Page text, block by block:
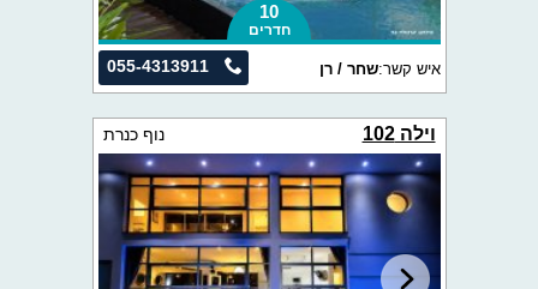
10
חדרים
055-4313911 איש קשר:שחר / רן
וילה 102 נוף כנרת